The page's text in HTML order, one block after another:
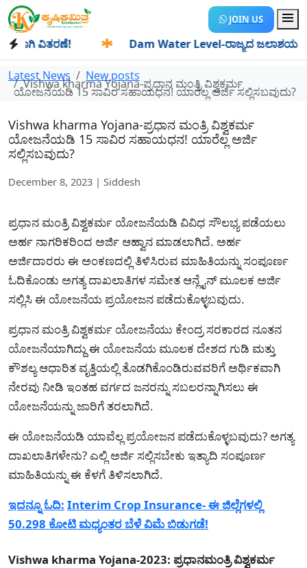
JOIN US
ವಿತರಣೆ! Dam Water Level-ರಾಜ್ಯದ ಜಲಾಶಯಗಳಿಗೆ
Latest News New posts
Vishwa kharma Yojana-ಪ್ರಧಾನ ಮಂತ್ರಿ ವಿಶ್ವಕರ್ಮ
ಯೋಜನೆಯಡಿ 15 ಸಾವಿರ ಸಹಾಯಧನ! ಯಾರೆಲ್ಲ ಅರ್ಜಿ ಸಲ್ಲಿಸಬವುದು?
Vishwa kharma Yojana-ಪ್ರಧಾನ ಮಂತ್ರಿ ವಿಶ್ವಕರ್ಮ
ಯೋಜನೆಯಡಿ 15 ಸಾವಿರ ಸಹಾಯಧನ! ಯಾರೆಲ್ಲ ಅರ್ಜಿ
ಸಲ್ಲಿಸಬವುದು?
December 8, 2023 | Siddesh
ಪ್ರಧಾನ ಮಂತ್ರಿ ವಿಶ್ವಕರ್ಮ ಯೋಜನೆಯಡಿ ವಿವಿಧ ಸೌಲಭ್ಯ ಪಡೆಯಲು
ಅರ್ಹ ನಾಗರಿಕರಿಂದ ಅರ್ಜಿ ಆಹ್ವಾನ ಮಾಡಲಾಗಿದೆ. ಅರ್ಹ
ಅರ್ಜಿದಾರರು ಈ ಅಂಕಣದಲ್ಲಿ ತಿಳಿಸಿರುವ ಮಾಹಿತಿಯನ್ನು ಸಂಪೂರ್ಣ
ಓದಿಕೊಂಡು ಅಗತ್ಯ ದಾಖಲಾತಿಗಳ ಸಮೇತ ಆನ್ಲೈನ್ ಮೂಲಕ ಅರ್ಜಿ
ಸಲ್ಲಿಸಿ ಈ ಯೋಜನೆಯ ಪ್ರಯೋಜನ ಪಡೆದುಕೊಳ್ಳಬವುದು.
ಪ್ರಧಾನ ಮಂತ್ರಿ ವಿಶ್ವಕರ್ಮ ಯೋಜನೆಯು ಕೇಂದ್ರ ಸರಕಾರದ ನೂತನ
ಯೋಜನೆಯಾಗಿದ್ದು ಈ ಯೋಜನೆಯ ಮೂಲಕ ದೇಶದ ಗುಡಿ ಮತ್ತು
ಕೌಶಲ್ಯ ಆಧಾರಿತ ವೃತ್ತಿಯಲ್ಲಿ ತೊಡಗಿಕೊಂಡಿರುವವರಿಗೆ ಅರ್ಥಿಕವಾಗಿ
ನೇರವು ನೀಡಿ ಇಂತಹ ವರ್ಗದ ಜನರನ್ನು ಸಬಲರನ್ನಾಗಿಸಲು ಈ
ಯೋಜನೆಯನ್ನು ಜಾರಿಗೆ ತರಲಾಗಿದೆ.
ಈ ಯೋಜನೆಯಡಿ ಯಾವೆಲ್ಲ ಪ್ರಯೋಜನ ಪಡೆದುಕೊಳ್ಳಬವುದು? ಅಗತ್ಯ
ದಾಖಲಾತಿಗಳೇನು? ಎಲ್ಲಿ ಅರ್ಜಿ ಸಲ್ಲಿಸಬೇಕು ಇತ್ಯಾದಿ ಸಂಪೂರ್ಣ
ಮಾಹಿತಿಯನ್ನು ಈ ಕೆಳಗೆ ತಿಳಿಸಲಾಗಿದೆ.
ಇದನ್ನೂ ಓದಿ: Interim Crop Insurance- ಈ ಜಿಲ್ಲೆಗಳಲ್ಲಿ
50.298 ಕೋಟಿ ಮಧ್ಯಂತರ ಬೆಳೆ ವಿಮೆ ಬಿಡುಗಡೆ!
Vishwa kharma Yojana-2023: ಪ್ರಧಾನಮಂತ್ರಿ ವಿಶ್ವಕರ್ಮ